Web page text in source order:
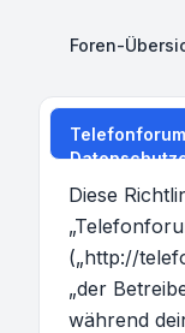
Foren-
Diese
(„http://
„der
während